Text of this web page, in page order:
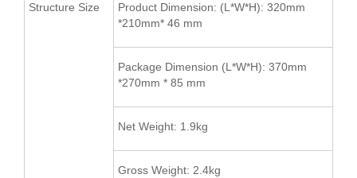
Structure Size
Product Dimension: (L*W*H): 320mm
*210mm* 46 mm
Package Dimension (L*W*H): 370mm
*270mm * 85 mm
Net Weight: 1.9kg
Gross Weight: 2.4kg